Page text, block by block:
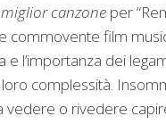
miglior canzone per
commovente film
e l’importanza dei
complessità.
vedere o rivedere